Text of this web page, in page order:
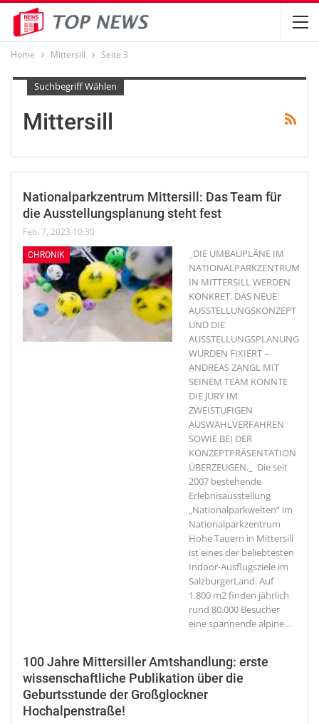
Home Mittersill Seite 3
Suchbegriff Wählen
Mittersill
Nationalparkzentrum Mittersill: Das Team für
die Ausstellungsplanung steht fest
Feb. 7, 2023 10:30
CHRONIK
_DIE UMBAUPLÄNE IM
NATIONALPARKZENTRUM
IN MITTERSILL WERDEN
KONKRET. DAS NEUE
AUSSTELLUNGSKONZEPT
UND DIE
AUSSTELLUNGSPLANUNG
WURDEN FIXIERT –
ANDREAS ZANGL MIT
SEINEM TEAM KONNTE
DIE JURY IM
ZWEISTUFIGEN
AUSWAHLVERFAHREN
SOWIE BEI DER
KONZEPTPRÄSENTATION
ÜBERZEUGEN._ Die seit
2007 bestehende
Erlebnisausstellung
„Nationalparkwelten“ im
Nationalparkzentrum
Hohe Tauern in Mittersill
ist eines der beliebtesten
Indoor-Ausflugsziele im
SalzburgerLand. Auf
1.800 m2 finden jährlich
rund 80.000 Besucher
eine spannende alpine…
100 Jahre Mittersiller Amtshandlung: erste
wissenschaftliche Publikation über die
Geburtsstunde der Großglockner
Hochalpenstraße!